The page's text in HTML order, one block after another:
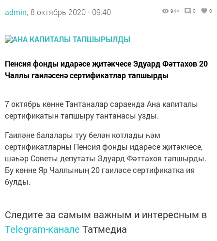
admin, 8 октябрь 2020 - 09:40 944 0 0
Пенсия фонды идарәсе җитәкчесе Эдуард Фәттахов 20
Чаллы гаиләсенә сертификатлар тапшырды
7 октябрь көнне Тантаналар сараенда Ана капиталы
сертификатын тапшыру тантанасы узды.
Гаиләне балалары туу белән котлады һәм
сертификатларны Пенсия фонды идарәсе җитәкчесе,
шәһәр Советы депутаты Эдуард Фәттахов тапшырды.
Бу көнне Яр Чаллының 20 гаиләсе сертификатка ия
булды.
Следите за самым важным и интересным в
Telegram-канале Татмедиа